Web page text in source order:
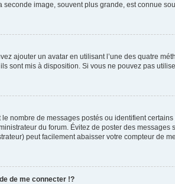
image, souvent plus grande, est connue
ajouter un avatar en utilisant l’une des quatre
sont mis à disposition. Si vous ne pouvez pas
nombre de messages postés ou identifient
du forum. Évitez de poster des
peut facilement abaisser votre compteur de
de me connecter !?